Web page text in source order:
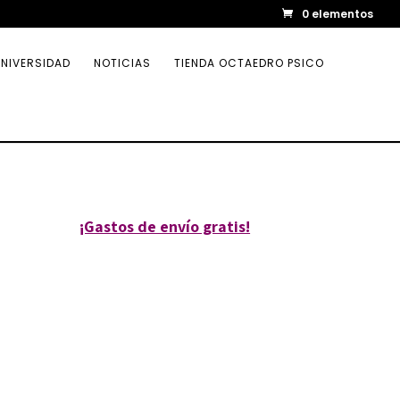
0 elementos
NOTICIAS TIENDA OCTAEDRO PSICO
¡Gastos de envío gratis!